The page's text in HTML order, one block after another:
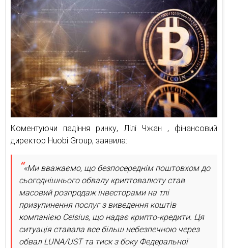
Коментуючи падіння ринку, Лілі Чжан , фінансовий
директор Huobi Group, заявила:
«Ми вважаємо, що безпосереднім поштовхом до
сьогоднішнього обвалу криптовалюту став
масовий розпродаж інвесторами на тлі
призупинення послуг з виведення коштів
компанією Celsius, що надає крипто-кредити. Ця
ситуація ставала все більш небезпечною через
обвал LUNA/UST та тиск з боку Федеральної